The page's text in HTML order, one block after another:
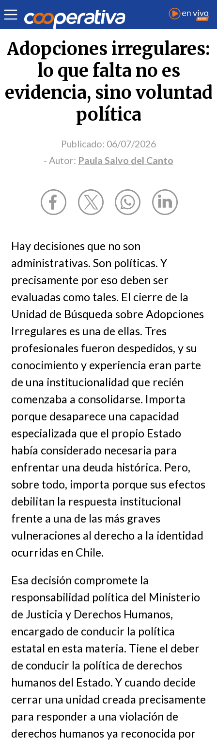
Opinión | Paula Salvo del Canto
Adopciones irregulares:
lo que falta no es
evidencia, sino voluntad
política
Publicado: 06/07/2026
- Autor: Paula Salvo del Canto
Hay decisiones que no son
administrativas. Son políticas. Y
precisamente por eso deben ser
evaluadas como tales. El cierre de la
Unidad de Búsqueda sobre Adopciones
Irregulares es una de ellas. Tres
profesionales fueron despedidos, y su
conocimiento y experiencia eran parte
de una institucionalidad que recién
comenzaba a consolidarse. Importa
porque desaparece una capacidad
especializada que el propio Estado
había considerado necesaria para
enfrentar una deuda histórica. Pero,
sobre todo, importa porque sus efectos
debilitan la respuesta institucional
frente a una de las más graves
vulneraciones al derecho a la identidad
ocurridas en Chile.
Esa decisión compromete la
responsabilidad política del Ministerio
de Justicia y Derechos Humanos,
encargado de conducir la política
estatal en esta materia. Tiene el deber
de conducir la política de derechos
humanos del Estado. Y cuando decide
cerrar una unidad creada precisamente
para responder a una violación de
derechos humanos ya reconocida por